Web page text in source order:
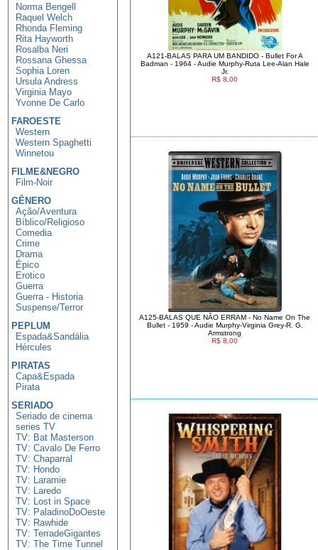
Norma Bengell
Raquel Welch
Rhonda Fleming
Rita Hayworth
Rosalba Neri
Rossana Ghessa
Sophia Loren
Ursula Andress
Virginia Mayo
Yvonne De Carlo
FAROESTE
Western
Western Spaghetti
Winnetou
FILME&NEGRO
Film-Noir
GÊNERO
Ação/Aventura
Bíblico/Religioso
Comedia
Crime
Drama
Épico
Erotico
Guerra
Guerra - Historia
Suspense/Terror
PEPLUM
Espada&Sandália
Hércules
PIRATAS
Capa&Espada
Pirata
SERIADO
Seriado de cinema
series TV
TV: Bat Masterson
TV: Cavalo De Ferro
TV: Chaparral
TV: Hondo
TV: Laramie
TV: Laredo
TV: Lost in Space
TV: PaladinoDoOeste
TV: Rawhide
TV: TerradeGigantes
TV: The Time Tunnel
A121-BALAS PARA UM BANDIDO - Bullet For A
Badman - 1964 - Audie Murphy-Ruta Lee-Alan Hale
Jr.
R$ 8,00
A125-BALAS QUE NÃO ERRAM - No Name On The
Bullet - 1959 - Audie Murphy-Virginia Grey-R. G.
Armstrong
R$ 8,00